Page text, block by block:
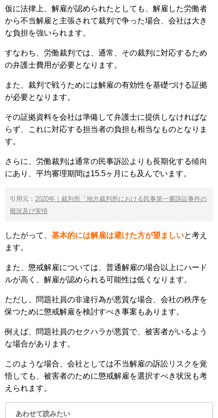
仮に法律上、解雇が認められたとしても、解雇した労働者
から不当解雇と主張されて裁判で争った場合、会社は大き
な負担を強いられます。
すなわち、労働裁判では、通常、その裁判に対応するため
の弁護士費用が必要となります。
また、裁判で戦うためには解雇の有効性を基礎づける証拠
が必要となります。
その証拠資料を会社は準備して弁護士に提供しなければな
らず、これに対応する担当者の負担も相当なものとなりま
す。
さらに、労働裁判は通常の民事訴訟よりも長期化する傾向
にあり、平均審理期間は15.5ヶ月にも及んでいます。
引用元： 2020年｜裁判所「地方裁判所における民事第一審訴訟事件の
概況及び実情
したがって、 基本的には解雇は避けた方が望ましいと考え
ます。
また、懲戒解雇については、普通解雇の場合以上にハード
ルが高く、解雇が認められる可能性は低くなります。
ただし、問題社員の非違行為が悪質な場合、会社の秩序を
保つために懲戒解雇を検討すべき事案もあります。
例えば、問題社員のセクハラが悪質で、被害者がいるよう
な場合があります。
このような場合、会社としては不当解雇の訴訟リスクを覚
悟しても、被害者のために懲戒解雇を選択すべき状況も考
えられます。
あわせて読みたい